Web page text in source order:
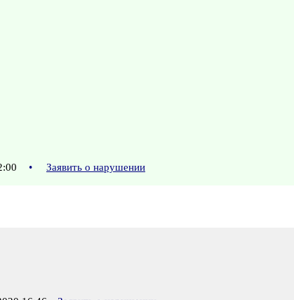
• Заявить о нарушении